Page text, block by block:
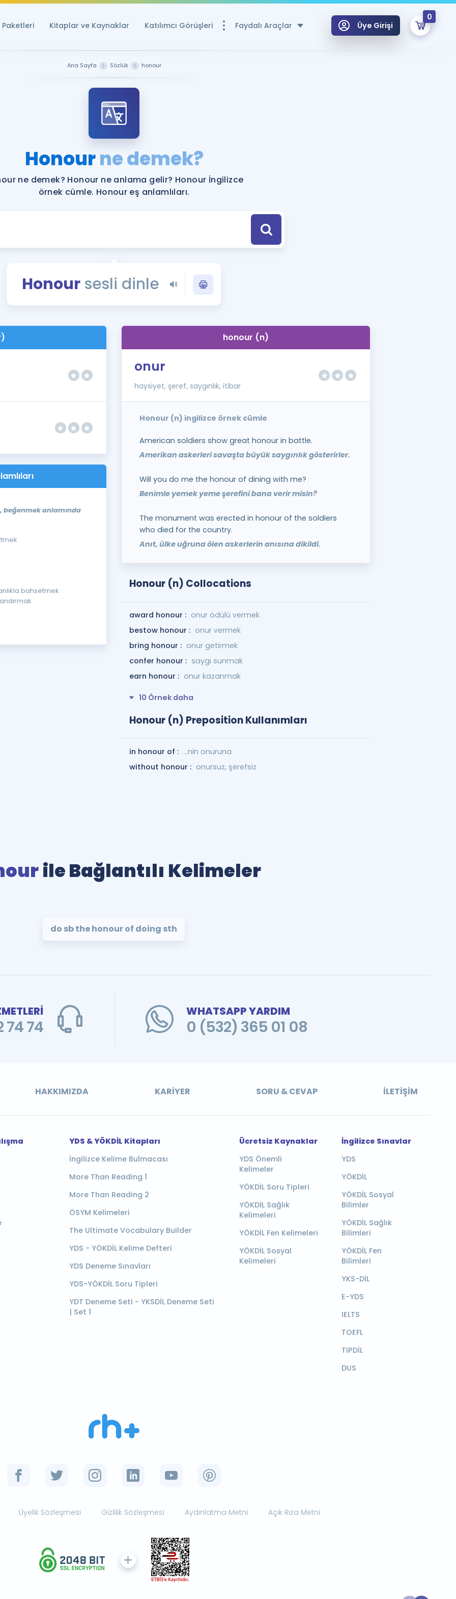
Paketleri Kitaplar ve Kaynaklar Katılımcı Görüşleri Faydalı Araçlar
YDS ve YÖKDİL Puan Hesaplama Aracı
Rehberlik Aracı
YDS ve YÖKDİL'e Hazırlananlar için Öneriler
Tüm ÖSYM Sınavları Tek Takvimde
YDS - YÖKDİL Tüm Sınavlarla İlgili Haberler
İngilizce Gramer
Üye Girişi
0
Ana Sayfa Sözlük honour
Honourne demek?
ne demek? Honour ne anlama gelir? Honour İngilizce
örnek cümle. Honour eş anlamlıları.
Honour sesli dinle
anlamında
bahsetmek
honour (n)
onur
haysiyet, şeref, saygınlık, itibar
Honour (n) ingilizce örnek cümle
American soldiers show great honour in battle.
Amerikan askerleri savaşta büyük saygınlık gösterirler.
Will you do me the honour of dining with me?
Benimle yemek yeme şerefini bana verir misin?
The monument was erected in honour of the soldiers
who died for the country.
Anıt, ülke uğruna ölen askerlerin anısına dikildi.
Honour (n) Collocations
award honour : onur ödülü vermek
bestow honour : onur vermek
bring honour : onur getirmek
confer honour : saygı sunmak
earn honour : onur kazanmak
10 Örnek daha
Honour (n) Preposition Kullanımları
in honour of : ...nin onuruna
without honour : onursuz, şerefsiz
ile Bağlantılı Kelimeler
do sb the honour of doing sth
74
WHATSAPP YARDIM
0 (532) 365 01 08
HAKKIMIZDA KARIYER SORU & CEVAP İLETIŞIM
YDS & YÖKDİL Kitapları
İngilizce Kelime Bulmacası
More Than Reading 1
More Than Reading 2
ÖSYM Kelimeleri
The Ultimate Vocabulary Builder
YDS - YÖKDİL Kelime Defteri
YDS Deneme Sınavları
YDS-YÖKDİL Soru Tipleri
YDT Deneme Seti - YKSDİL Deneme Seti
| Set 1
Ücretsiz Kaynaklar
YDS Önemli
Kelimeler
YÖKDİL Soru Tipleri
YÖKDİL Sağlık
Kelimeleri
YÖKDİL Fen Kelimeleri
YÖKDİL Sosyal
Kelimeleri
İngilizce Sınavlar
YDS
YÖKDİL
YÖKDİL Sosyal
Bilimler
YÖKDİL Sağlık
Bilimleri
YÖKDİL Fen
Bilimleri
YKS-DİL
E-YDS
IELTS
TOEFL
TIPDİL
DUS
Üyelik Sözleşmesi Gizlilik Sözleşmesi Aydınlatma Metni Açık Rıza Metni